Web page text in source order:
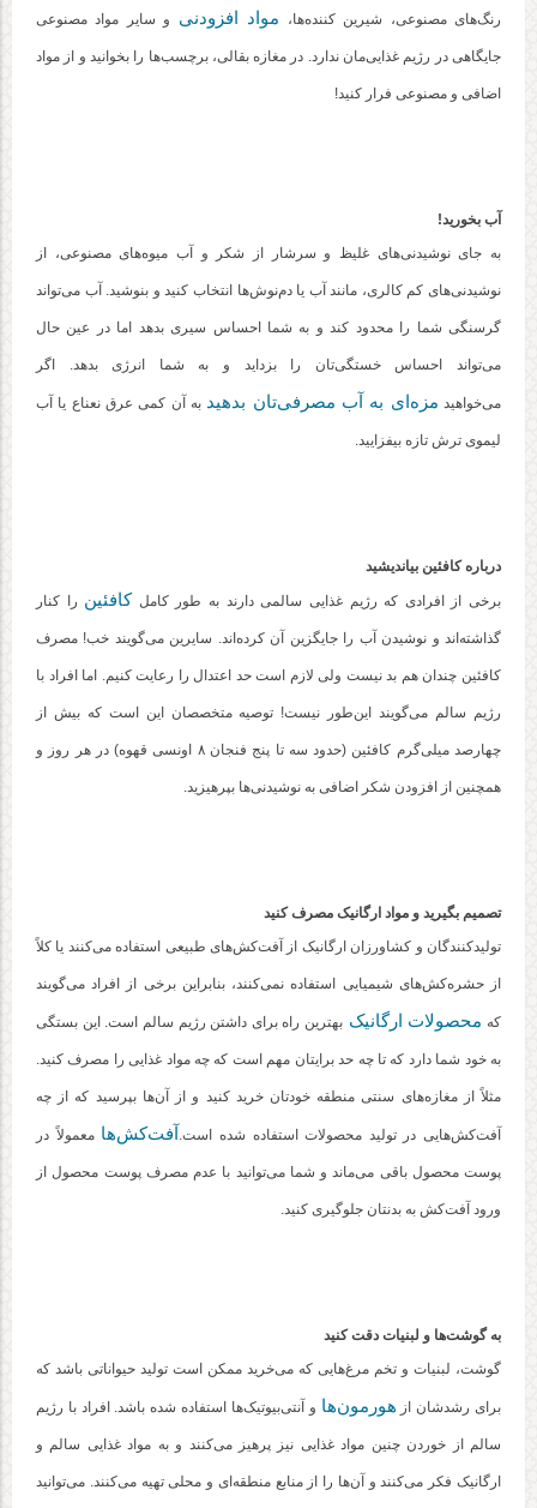
رنگ‌های مصنوعی، شیرین کننده‌ها، مواد افزودنی و سایر مواد مصنوعی
جایگاهی در رژیم غذایی‌مان ندارد. در مغازه بقالی، برچسب‌ها را بخوانید و از مواد
اضافی و مصنوعی فرار کنید!
آب بخورید!
به جای نوشیدنی‌های غلیظ و سرشار از شکر و آب میوه‌های مصنوعی، از
نوشیدنی‌های کم کالری، مانند آب یا دم‌نوش‌ها انتخاب کنید و بنوشید. آب می‌تواند
گرسنگی شما را محدود کند و به شما احساس سیری بدهد اما در عین حال
می‌تواند احساس خستگی‌تان را بزداید و به شما انرژی بدهد. اگر
می‌خواهید مزه‌ای به آب مصرفی‌تان بدهید به آن کمی عرق نعناع یا آب
لیموی ترش تازه بیفزایید.
درباره کافئین بیاندیشید
برخی از افرادی که رژیم غذایی سالمی دارند به طور کامل کافئین را کنار
گذاشته‌اند و نوشیدن آب را جایگزین آن کرده‌اند. سایرین می‌گویند خب! مصرف
کافئین چندان هم بد نیست ولی لازم است حد اعتدال را رعایت کنیم. اما افراد با
رژیم سالم می‌گویند این‌طور نیست! توصیه متخصصان این است که بیش از
چهارصد میلی‌گرم کافئین (حدود سه تا پنج فنجان ۸ اونسی قهوه) در هر روز و
همچنین از افزودن شکر اضافی به نوشیدنی‌ها بپرهیزید.
تصمیم بگیرید و مواد ارگانیک مصرف کنید
تولیدکنندگان و کشاورزان ارگانیک از آفت‌کش‌های طبیعی استفاده می‌کنند یا کلاً
از حشره‌کش‌های شیمیایی استفاده نمی‌کنند، بنابراین برخی از افراد می‌گویند
که محصولات ارگانیک بهترین راه برای داشتن رژیم سالم است. این بستگی
به خود شما دارد که تا چه حد برایتان مهم است که چه مواد غذایی را مصرف کنید.
مثلاً از مغازه‌های سنتی منطقه خودتان خرید کنید و از آن‌ها بپرسید که از چه
آفت‌کش‌هایی در تولید محصولات استفاده شده است. آفت‌کش‌ها معمولاً در
پوست محصول باقی می‌ماند و شما می‌توانید با عدم مصرف پوست محصول از
ورود آفت‌کش به بدنتان جلوگیری کنید.
به گوشت‌ها و لبنیات دقت کنید
گوشت، لبنیات و تخم مرغ‌هایی که می‌خرید ممکن است تولید حیواناتی باشد که
برای رشدشان از هورمون‌ها و آنتی‌بیوتیک‌ها استفاده شده باشد. افراد با رژیم
سالم از خوردن چنین مواد غذایی نیز پرهیز می‌کنند و به مواد غذایی سالم و
ارگانیک فکر می‌کنند و آن‌ها را از منابع منطقه‌ای و محلی تهیه می‌کنند. می‌توانید